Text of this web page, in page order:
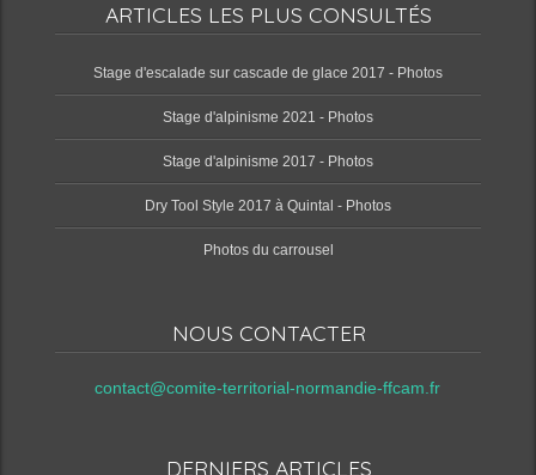
ARTICLES LES PLUS CONSULTÉS
Stage d'escalade sur cascade de glace 2017 - Photos
Stage d'alpinisme 2021 - Photos
Stage d'alpinisme 2017 - Photos
Dry Tool Style 2017 à Quintal - Photos
Photos du carrousel
NOUS CONTACTER
contact@comite-territorial-normandie-ffcam.fr
DERNIERS ARTICLES